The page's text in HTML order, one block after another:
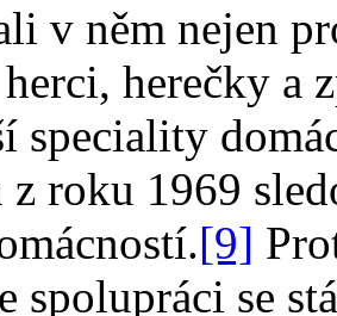
v něm nejen
herečky a
speciality
roku 1969
[9]
spolupráci se